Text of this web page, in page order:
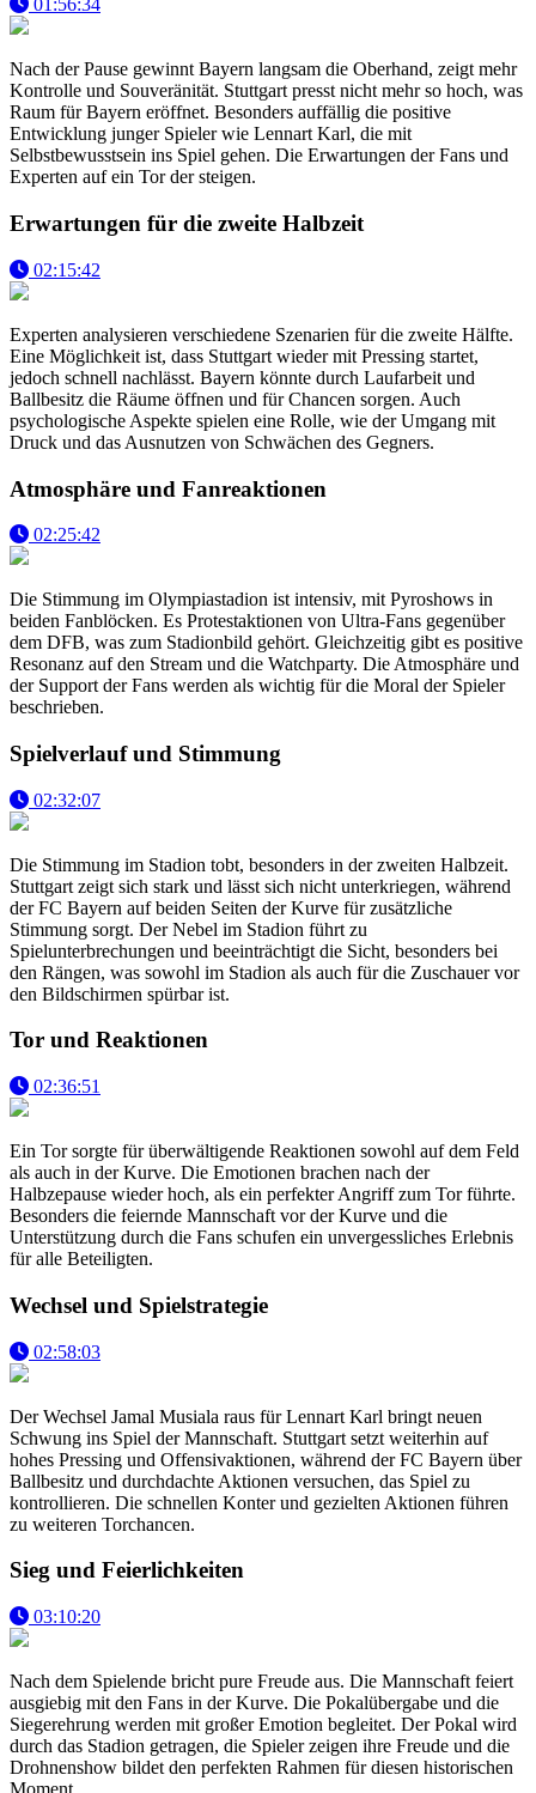
01:56:34
Nach der Pause gewinnt Bayern langsam die Oberhand, zeigt mehr
Kontrolle und Souveränität. Stuttgart presst nicht mehr so hoch, was
Raum für Bayern eröffnet. Besonders auffällig die positive
Entwicklung junger Spieler wie Lennart Karl, die mit
Selbstbewusstsein ins Spiel gehen. Die Erwartungen der Fans und
Experten auf ein Tor der steigen.
Erwartungen für die zweite Halbzeit
02:15:42
Experten analysieren verschiedene Szenarien für die zweite Hälfte.
Eine Möglichkeit ist, dass Stuttgart wieder mit Pressing startet,
jedoch schnell nachlässt. Bayern könnte durch Laufarbeit und
Ballbesitz die Räume öffnen und für Chancen sorgen. Auch
psychologische Aspekte spielen eine Rolle, wie der Umgang mit
Druck und das Ausnutzen von Schwächen des Gegners.
Atmosphäre und Fanreaktionen
02:25:42
Die Stimmung im Olympiastadion ist intensiv, mit Pyroshows in
beiden Fanblöcken. Es Protestaktionen von Ultra-Fans gegenüber
dem DFB, was zum Stadionbild gehört. Gleichzeitig gibt es positive
Resonanz auf den Stream und die Watchparty. Die Atmosphäre und
der Support der Fans werden als wichtig für die Moral der Spieler
beschrieben.
Spielverlauf und Stimmung
02:32:07
Die Stimmung im Stadion tobt, besonders in der zweiten Halbzeit.
Stuttgart zeigt sich stark und lässt sich nicht unterkriegen, während
der FC Bayern auf beiden Seiten der Kurve für zusätzliche
Stimmung sorgt. Der Nebel im Stadion führt zu
Spielunterbrechungen und beeinträchtigt die Sicht, besonders bei
den Rängen, was sowohl im Stadion als auch für die Zuschauer vor
den Bildschirmen spürbar ist.
Tor und Reaktionen
02:36:51
Ein Tor sorgte für überwältigende Reaktionen sowohl auf dem Feld
als auch in der Kurve. Die Emotionen brachen nach der
Halbzepause wieder hoch, als ein perfekter Angriff zum Tor führte.
Besonders die feiernde Mannschaft vor der Kurve und die
Unterstützung durch die Fans schufen ein unvergessliches Erlebnis
für alle Beteiligten.
Wechsel und Spielstrategie
02:58:03
Der Wechsel Jamal Musiala raus für Lennart Karl bringt neuen
Schwung ins Spiel der Mannschaft. Stuttgart setzt weiterhin auf
hohes Pressing und Offensivaktionen, während der FC Bayern über
Ballbesitz und durchdachte Aktionen versuchen, das Spiel zu
kontrollieren. Die schnellen Konter und gezielten Aktionen führen
zu weiteren Torchancen.
Sieg und Feierlichkeiten
03:10:20
Nach dem Spielende bricht pure Freude aus. Die Mannschaft feiert
ausgiebig mit den Fans in der Kurve. Die Pokalübergabe und die
Siegerehrung werden mit großer Emotion begleitet. Der Pokal wird
durch das Stadion getragen, die Spieler zeigen ihre Freude und die
Drohnenshow bildet den perfekten Rahmen für diesen historischen
Moment.